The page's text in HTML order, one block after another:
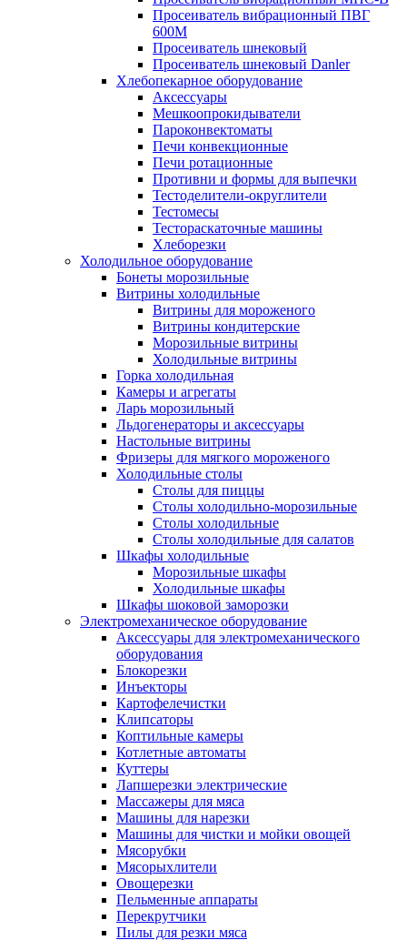
Просеиватель вибрационный ПВГ
600М
Просеиватель шнековый
Просеиватель шнековый Danler
Хлебопекарное оборудование
Аксессуары
Мешкоопрокидыватели
Пароконвектоматы
Печи конвекционные
Печи ротационные
Противни и формы для выпечки
Тестоделители-округлители
Тестомесы
Тестораскаточные машины
Хлеборезки
Холодильное оборудование
Бонеты морозильные
Витрины холодильные
Витрины для мороженого
Витрины кондитерские
Морозильные витрины
Холодильные витрины
Горка холодильная
Камеры и агрегаты
Ларь морозильный
Льдогенераторы и аксессуары
Настольные витрины
Фризеры для мягкого мороженого
Холодильные столы
Столы для пиццы
Столы холодильно-морозильные
Столы холодильные
Столы холодильные для салатов
Шкафы холодильные
Mорозильные шкафы
Холодильные шкафы
Шкафы шоковой заморозки
Электромеханическое оборудование
Аксессуары для электромеханического
оборудования
Блокорезки
Инъекторы
Картофелечистки
Клипсаторы
Коптильные камеры
Котлетные автоматы
Куттеры
Лапшерезки электрические
Массажеры для мяса
Машины для нарезки
Машины для чистки и мойки овощей
Мясорубки
Мясорыхлители
Овощерезки
Пельменные аппараты
Перекрутчики
Пилы для резки мяса